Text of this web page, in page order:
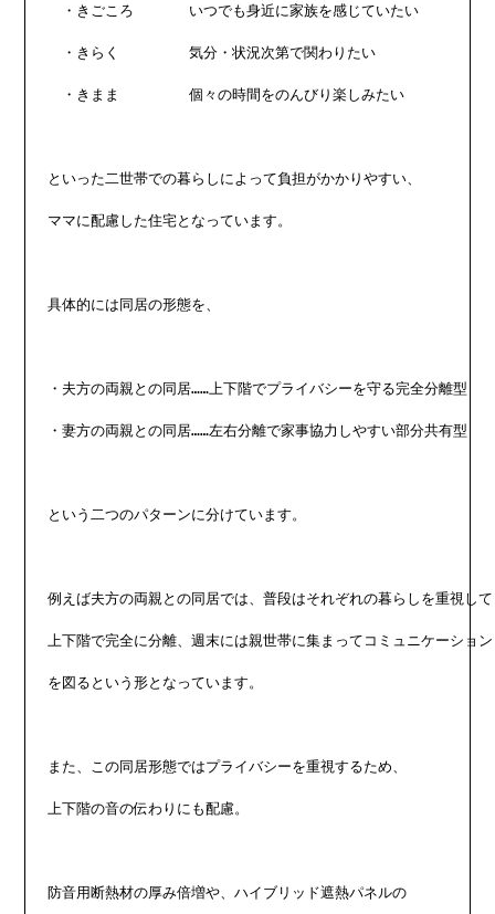
・きごころ	いつでも身近に家族を感じていたい
・きらく	気分・状況次第で関わりたい
・きまま	個々の時間をのんびり楽しみたい
といった二世帯での暮らしによって負担がかかりやすい、
ママに配慮した住宅となっています。
具体的には同居の形態を、
・夫方の両親との同居……上下階でプライバシーを守る完全分離型
・妻方の両親との同居……左右分離で家事協力しやすい部分共有型
という二つのパターンに分けています。
例えば夫方の両親との同居では、普段はそれぞれの暮らしを重視して
上下階で完全に分離、週末には親世帯に集まってコミュニケーション
を図るという形となっています。
また、この同居形態ではプライバシーを重視するため、
上下階の音の伝わりにも配慮。
防音用断熱材の厚み倍増や、ハイブリッド遮熱パネルの